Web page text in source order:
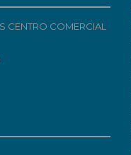
CENTRO COMERCIAL